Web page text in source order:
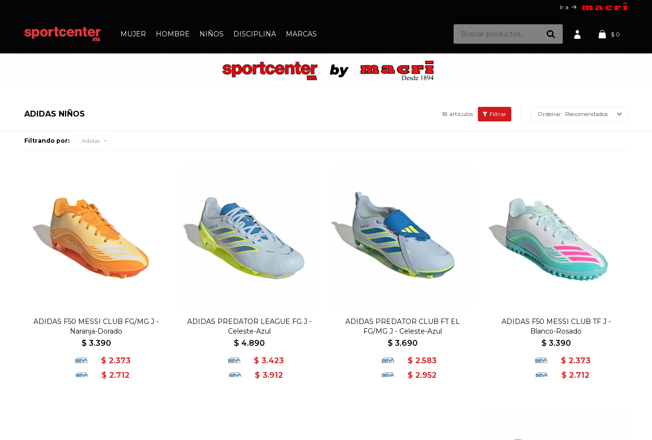
MUJER HOMBRE NIÑOS DISCIPLINA MARCAS $ 0
Ir a
ADIDAS NIÑOS 18 artículos Recomendados
Filtrando por: Adidas
ADIDAS F50 MESSI CLUB FG/MG J -
Naranja-Dorado
$ 3.390
$ 2.373
$ 2.712
ADIDAS PREDATOR LEAGUE FG J -
Celeste-Azul
$ 4.890
$ 3.423
$ 3.912
ADIDAS PREDATOR CLUB FT EL
FG/MG J - Celeste-Azul
$ 3.690
$ 2.583
$ 2.952
ADIDAS F50 MESSI CLUB TF J -
Blanco-Rosado
$ 3.390
$ 2.373
$ 2.712